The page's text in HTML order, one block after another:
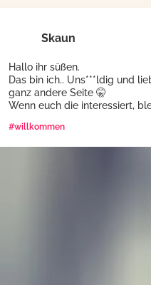
Skaun
Hallo ihr süßen.
Das bin ich.. Uns***ldig und
ganz andere Seite 🤫
Wenn euch die interessiert,
#willkommen